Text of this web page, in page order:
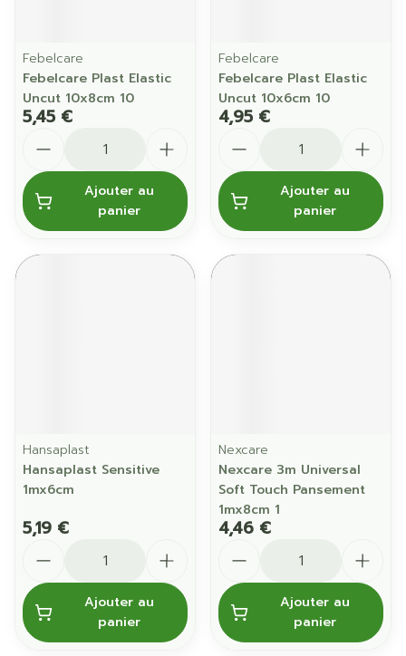
Febelcare
Febelcare Plast Elastic
Uncut 10x8cm 10
5,45 €
Ajouter au
panier
Febelcare
Febelcare Plast Elastic
Uncut 10x6cm 10
4,95 €
Ajouter au
panier
Hansaplast
Hansaplast Sensitive
1mx6cm
5,19 €
Ajouter au
panier
Nexcare
Nexcare 3m Universal
Soft Touch Pansement
1mx8cm 1
4,46 €
Ajouter au
panier